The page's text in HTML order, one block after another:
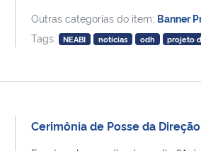
Outras categorias do item: Banner
Tags:
NEABI notícias odh projeto
Cerimônia de Posse da